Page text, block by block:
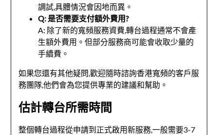
調試,具體情況會因地而異。
Q: 是否需要支付額外費用?
A: 除了新的寬頻服務資費,轉台過程通常不會產
生額外費用。但部分服務商可能會收取少量的
手續費。
如果您還有其他疑問,歡迎隨時諮詢香港寬頻的客戶服
務團隊,他們會為您提供專業的建議和幫助。
估計轉台所需時間
整個轉台過程從申請到正式啟用新服務,一般需要3-7